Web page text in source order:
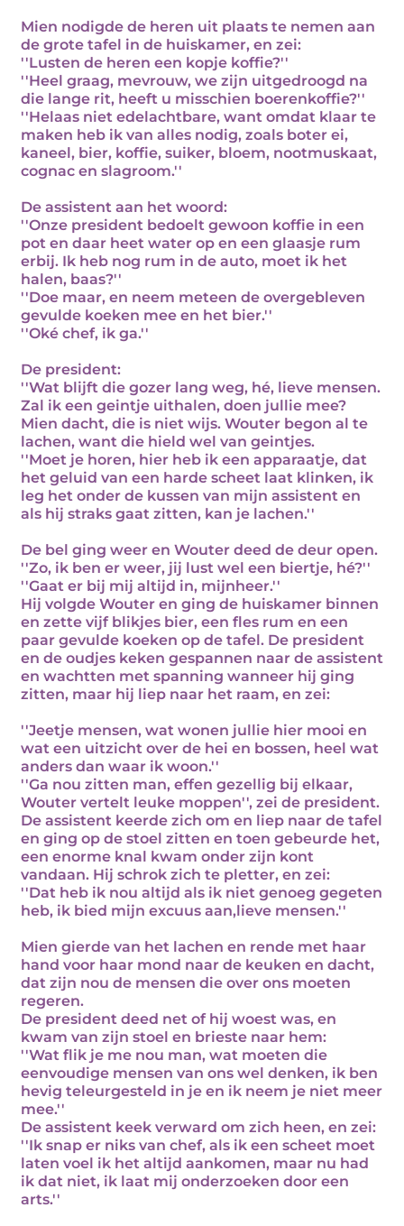
Mien nodigde de heren uit plaats te nemen aan
de grote tafel in de huiskamer, en zei:
''Lusten de heren een kopje koffie?''
''Heel graag, mevrouw, we zijn uitgedroogd na
die lange rit, heeft u misschien boerenkoffie?''
''Helaas niet edelachtbare, want omdat klaar te
maken heb ik van alles nodig, zoals boter ei,
kaneel, bier, koffie, suiker, bloem, nootmuskaat,
cognac en slagroom.''
De assistent aan het woord:
''Onze president bedoelt gewoon koffie in een
pot en daar heet water op en een glaasje rum
erbij. Ik heb nog rum in de auto, moet ik het
halen, baas?''
''Doe maar, en neem meteen de overgebleven
gevulde koeken mee en het bier.''
''Oké chef, ik ga.''
De president:
''Wat blijft die gozer lang weg, hé, lieve mensen.
Zal ik een geintje uithalen, doen jullie mee?
Mien dacht, die is niet wijs. Wouter begon al te
lachen, want die hield wel van geintjes.
''Moet je horen, hier heb ik een apparaatje, dat
het geluid van een harde scheet laat klinken, ik
leg het onder de kussen van mijn assistent en
als hij straks gaat zitten, kan je lachen.''
De bel ging weer en Wouter deed de deur open.
''Zo, ik ben er weer, jij lust wel een biertje, hé?''
''Gaat er bij mij altijd in, mijnheer.''
Hij volgde Wouter en ging de huiskamer binnen
en zette vijf blikjes bier, een fles rum en een
paar gevulde koeken op de tafel. De president
en de oudjes keken gespannen naar de assistent
en wachtten met spanning wanneer hij ging
zitten, maar hij liep naar het raam, en zei:
''Jeetje mensen, wat wonen jullie hier mooi en
wat een uitzicht over de hei en bossen, heel wat
anders dan waar ik woon.''
''Ga nou zitten man, effen gezellig bij elkaar,
Wouter vertelt leuke moppen'', zei de president.
De assistent keerde zich om en liep naar de tafel
en ging op de stoel zitten en toen gebeurde het,
een enorme knal kwam onder zijn kont
vandaan. Hij schrok zich te pletter, en zei:
''Dat heb ik nou altijd als ik niet genoeg gegeten
heb, ik bied mijn excuus aan,lieve mensen.''
Mien gierde van het lachen en rende met haar
hand voor haar mond naar de keuken en dacht,
dat zijn nou de mensen die over ons moeten
regeren.
De president deed net of hij woest was, en
kwam van zijn stoel en brieste naar hem:
''Wat flik je me nou man, wat moeten die
eenvoudige mensen van ons wel denken, ik ben
hevig teleurgesteld in je en ik neem je niet meer
mee.''
De assistent keek verward om zich heen, en zei:
''Ik snap er niks van chef, als ik een scheet moet
laten voel ik het altijd aankomen, maar nu had
ik dat niet, ik laat mij onderzoeken door een
arts.''